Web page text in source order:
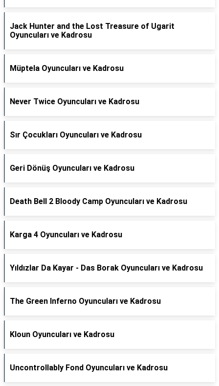
Jack Hunter and the Lost Treasure of Ugarit
Oyuncuları ve Kadrosu
Müptela Oyuncuları ve Kadrosu
Never Twice Oyuncuları ve Kadrosu
Sır Çocukları Oyuncuları ve Kadrosu
Geri Dönüş Oyuncuları ve Kadrosu
Death Bell 2 Bloody Camp Oyuncuları ve Kadrosu
Karga 4 Oyuncuları ve Kadrosu
Yıldızlar Da Kayar - Das Borak Oyuncuları ve Kadrosu
The Green Inferno Oyuncuları ve Kadrosu
Kloun Oyuncuları ve Kadrosu
Uncontrollably Fond Oyuncuları ve Kadrosu